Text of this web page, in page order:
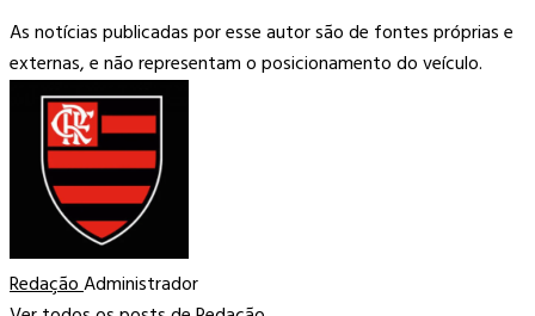
As notícias publicadas por esse autor são de fontes próprias e
externas, e não representam o posicionamento do veículo.
RedaçãoAdministrador